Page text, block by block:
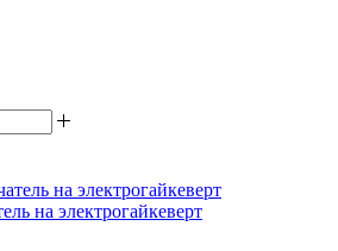
на электрогайкеверт